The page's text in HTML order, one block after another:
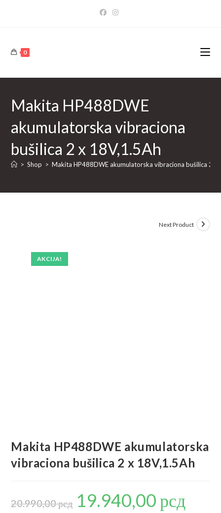
0
Makita HP488DWE
akumulatorska vibraciona
bušilica 2 x 18V,1.5Ah
> Shop > Makita HP488DWE akumulatorska vibraciona bušilica 2 x
AKCIJA!
Next Product
Makita HP488DWE akumulatorska
vibraciona bušilica 2 x 18V,1.5Ah
20.990,00рсд
Originalna
cena
je
19.940,00рсдje: